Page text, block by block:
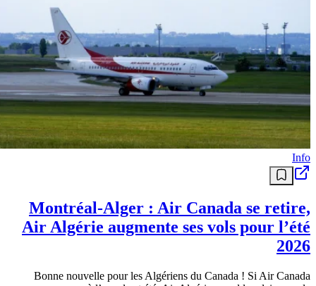
Info
Montréal-Alger : Air Canada se retire,
Air Algérie augmente ses vols pour l’été
2026
Bonne nouvelle pour les Algériens du Canada ! Si Air Canada